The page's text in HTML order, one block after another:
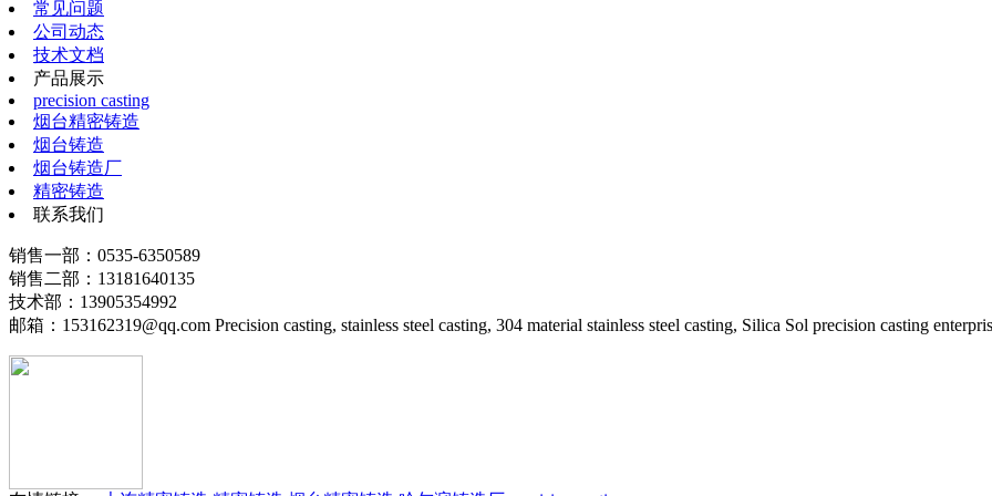
常见问题
公司动态
技术文档
产品展示
precision casting
烟台精密铸造
烟台铸造
烟台铸造厂
精密铸造
联系我们
销售一部：0535-6350589
销售二部：13181640135
技术部：13905354992
邮箱：153162319@qq.com Precision casting, stainless steel casting, 304 material stainless steel casting, Silica Sol precision casting